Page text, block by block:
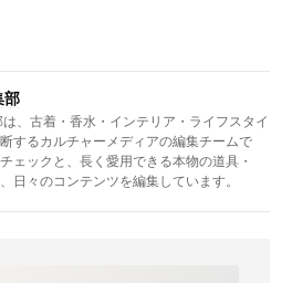
部
、古着・香水・インテリア・ライフスタイ
するカルチャーメディアの編集チームで
ェックと、長く愛用できる本物の道具・
日々のコンテンツを編集しています。